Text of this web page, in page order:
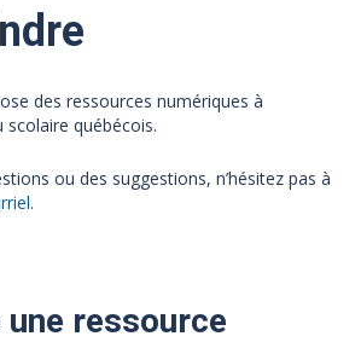
des ressources numériques à
scolaire québécois.
ou des suggestions, n’hésitez pas à
.
ressource